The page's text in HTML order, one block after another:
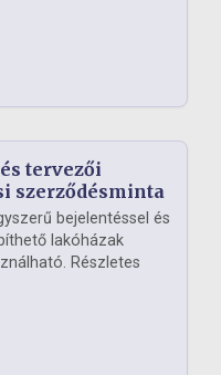
tervezői
szerződésminta
bejelentéssel és
lakóházak
Részletes